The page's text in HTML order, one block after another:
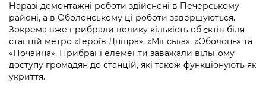
Наразі демонтажні роботи здійснені в Печерському
районі, а в Оболонському ці роботи завершуються.
Зокрема вже прибрали велику кількість об’єктів біля
станцій метро «Героїв Дніпра», «Мінська», «Оболонь» та
«Почайна». Прибрані елементи заважали вільному
доступу громадян до станцій, які також функціонують як
укриття.